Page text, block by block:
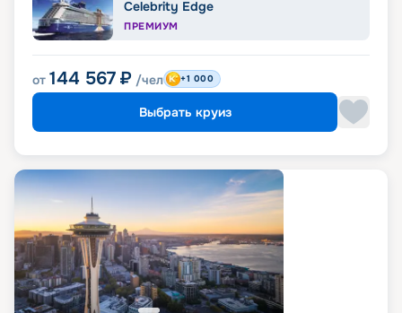
Celebrity Edge
ПРЕМИУМ
от 144 567 ₽ /чел +1 000
Выбрать круиз